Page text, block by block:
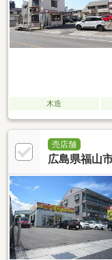
木造
売店舗
広島県福山